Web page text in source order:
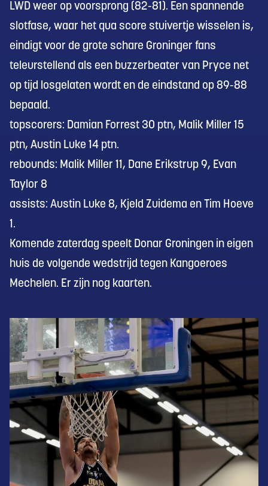
LWD weer op voorsprong (82-81). Een spannende
slotfase, waar het qua score stuivertje wisselen is,
eindigt voor de grote schare Groninger fans
teleurstellend als een buzzerbeater van Pryce net
op tijd losgelaten wordt en de eindstand op 89-88
bepaald.
topscorers: Damian Forrest 30 ptn, Malik Miller 15
ptn, Austin Luke 14 ptn.
rebounds: Malik Miller 11, Dane Erikstrup 9, Evan
Taylor 8
assists: Austin Luke 8, Kjeld Zuidema en Tim Hoeve
1.
Komende zaterdag speelt Donar Groningen in eigen
huis de volgende wedstrijd tegen Kangoeroes
Mechelen. Er zijn nog kaarten.